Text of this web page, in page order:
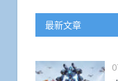
最新文章